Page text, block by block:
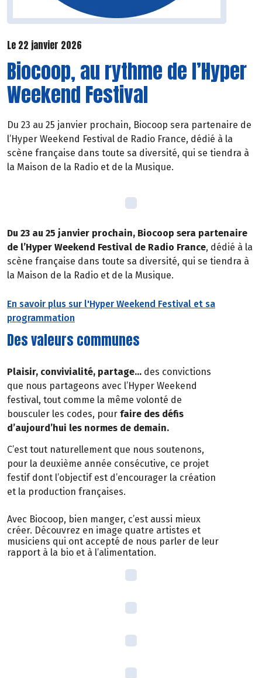
Le 22 janvier 2026
Biocoop, au rythme de l’Hyper
Weekend Festival
Du 23 au 25 janvier prochain, Biocoop sera partenaire de
l’Hyper Weekend Festival de Radio France, dédié à la
scène française dans toute sa diversité, qui se tiendra à
la Maison de la Radio et de la Musique.
Du 23 au 25 janvier prochain, Biocoop sera partenaire
de l’Hyper Weekend Festival de Radio France, dédié à la
scène française dans toute sa diversité, qui se tiendra à
la Maison de la Radio et de la Musique.
En savoir plus sur l'Hyper Weekend Festival et sa
programmation
Des valeurs communes
Plaisir, convivialité, partage… des convictions
que nous partageons avec l’Hyper Weekend
festival, tout comme la même volonté de
bousculer les codes, pour faire des défis
d’aujourd’hui les normes de demain.
C’est tout naturellement que nous soutenons,
pour la deuxième année consécutive, ce projet
festif dont l’objectif est d’encourager la création
et la production françaises.
Avec Biocoop, bien manger, c’est aussi mieux
créer. Découvrez en image quatre artistes et
musiciens qui ont accepté de nous parler de leur
rapport à la bio et à l’alimentation.